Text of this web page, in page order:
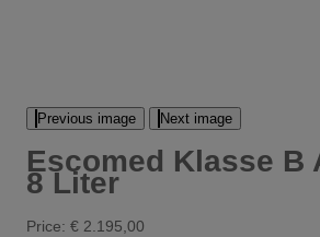
Previous image Next image
Escomed Klasse B
8 Liter
Price: € 2.195,00